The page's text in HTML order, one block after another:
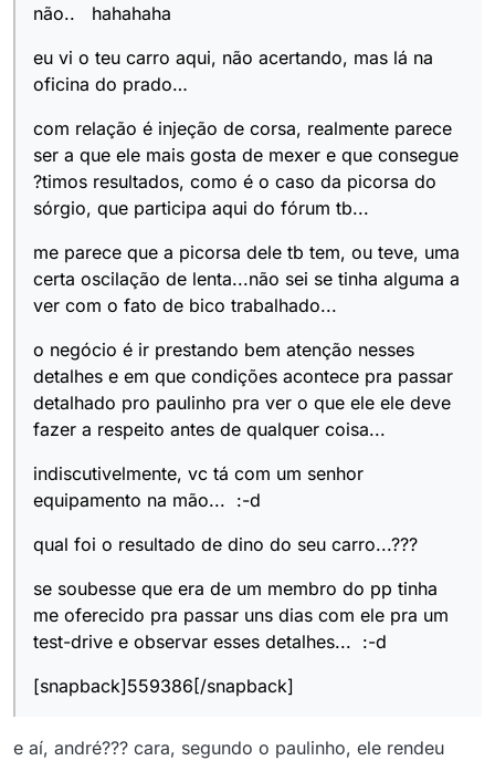
não.. hahahaha
eu vi o teu carro aqui, não acertando, mas lá na
oficina do prado…
com relação é injeção de corsa, realmente parece
ser a que ele mais gosta de mexer e que consegue
?timos resultados, como é o caso da picorsa do
sórgio, que participa aqui do fórum tb...
me parece que a picorsa dele tb tem, ou teve, uma
certa oscilação de lenta...não sei se tinha alguma a
ver com o fato de bico trabalhado...
o negócio é ir prestando bem atenção nesses
detalhes e em que condições acontece pra passar
detalhado pro paulinho pra ver o que ele ele deve
fazer a respeito antes de qualquer coisa...
indiscutivelmente, vc tá com um senhor
equipamento na mão... :-d
qual foi o resultado de dino do seu carro...???
se soubesse que era de um membro do pp tinha
me oferecido pra passar uns dias com ele pra um
test-drive e observar esses detalhes... :-d
[snapback]559386[/snapback]
e aí, andré??? cara, segundo o paulinho, ele rendeu